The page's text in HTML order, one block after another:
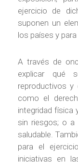
ejercicio de
suponen un
los países y
A través de
explicar qué
reproductivos y
como el
integridad física
sin riesgos; o a
saludable.
para el
iniciativas en